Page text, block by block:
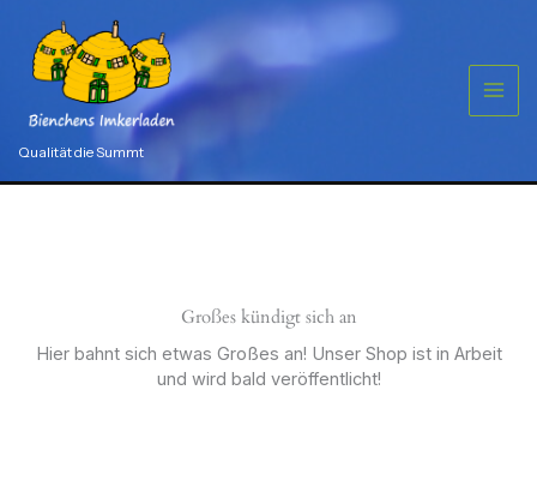
Inhalt
springen
Qualität die Summt
Großes kündigt sich an
Hier bahnt sich etwas Großes an! Unser Shop ist in Arbeit
und wird bald veröffentlicht!